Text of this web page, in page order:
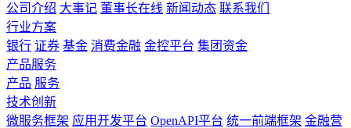
公司介绍 大事记 董事长在线 新闻动态 联系我们
行业方案
银行 证券 基金 消费金融 金控平台 集团资金
产品服务
产品 服务
技术创新
微服务框架 应用开发平台 OpenAPI平台 统一前端框架 金融营